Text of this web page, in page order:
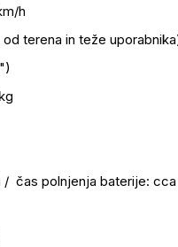
h
terena in teže
/ čas polnjenja baterije: